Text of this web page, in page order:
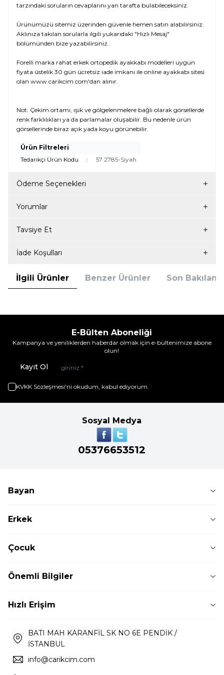
tarzındaki soruların cevaplarını yan tarafta bulabileceksiniz.
Ürünümüzü sitemiz üzerinden güvenle hemen satın alabilirsiniz.
Aklınıza takılan sorularla ilgili yukarıdaki "Hızlı Mesaj"
bölümünden bize yazabilirsiniz.
Forelli marka rahat erkek ortopedik ayakkabı modelleri uygun
fiyata üstelik 30 gün ücretsiz iade imkanı ile online ayakkabı sitesi
olan www.carikcim.com'dan alınır.
Not: Çekim ortamı, ışık ve gölgelenmelere bağlı olarak görsellerde
renk farklılıkları ya da parlamalar oluşabilir. Bu nedenle ürün
görsellerinde biraz açık yada koyu görünebilir.
Ürün Filtreleri
Tedarikçi Ürün Kodu
: 57 2785-Siyah
Ödeme Seçenekleri
Yorumlar
Tavsiye Et
İade Koşulları
İlgili Ürünler Benzer Ürünler Son
E-Bülten Aboneliği
Kampanya ve yeniliklerden haberdar olmak için e-bültenimize abone
olun!
Kayıt Ol
KVKK Sözleşmesi'ni okudum, kabul ediyorum.
Sosyal Medya
05376653512
Bayan
Erkek
Çocuk
Önemli Bilgiler
Hızlı Erişim
BATI MAH KARANFİL SK NO 6E PENDİK /
İSTANBUL
info@carikcim.com